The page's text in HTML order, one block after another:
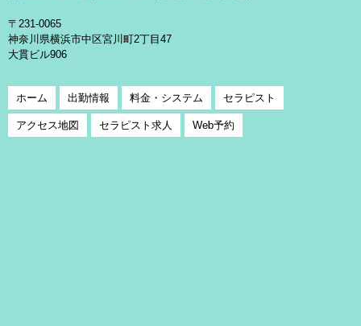
〒231-0065
神奈川県横浜市中区宮川町2丁目47
大貫ビル906
ホーム 出勤情報 料金・システム セラピスト
アクセス地図 セラピスト求人 Web予約